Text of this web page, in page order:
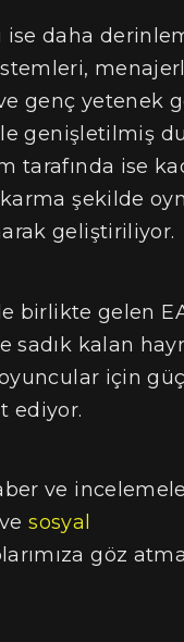
ise daha
genç yetenek
genişletilmiş
tarafında ise
şekilde
geliştiriliyor.
birlikte gelen
sadık kalan
için
ediyor.
ve
vesosyal
göz